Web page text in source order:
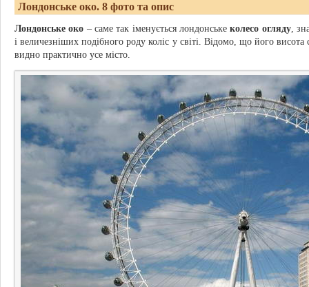
Лондонське око. 8 фото та опис
Лондонське око – саме так іменується лондонськеколесо огляду,
і величезніших подібного роду коліс у світі. Відомо, що його
видно практично усе місто.